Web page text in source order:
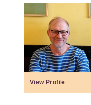
View Profile